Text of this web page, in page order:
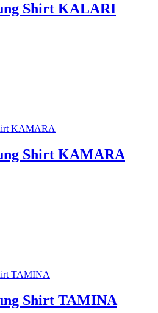
Shirt KALARI
Shirt KAMARA
Shirt TAMINA